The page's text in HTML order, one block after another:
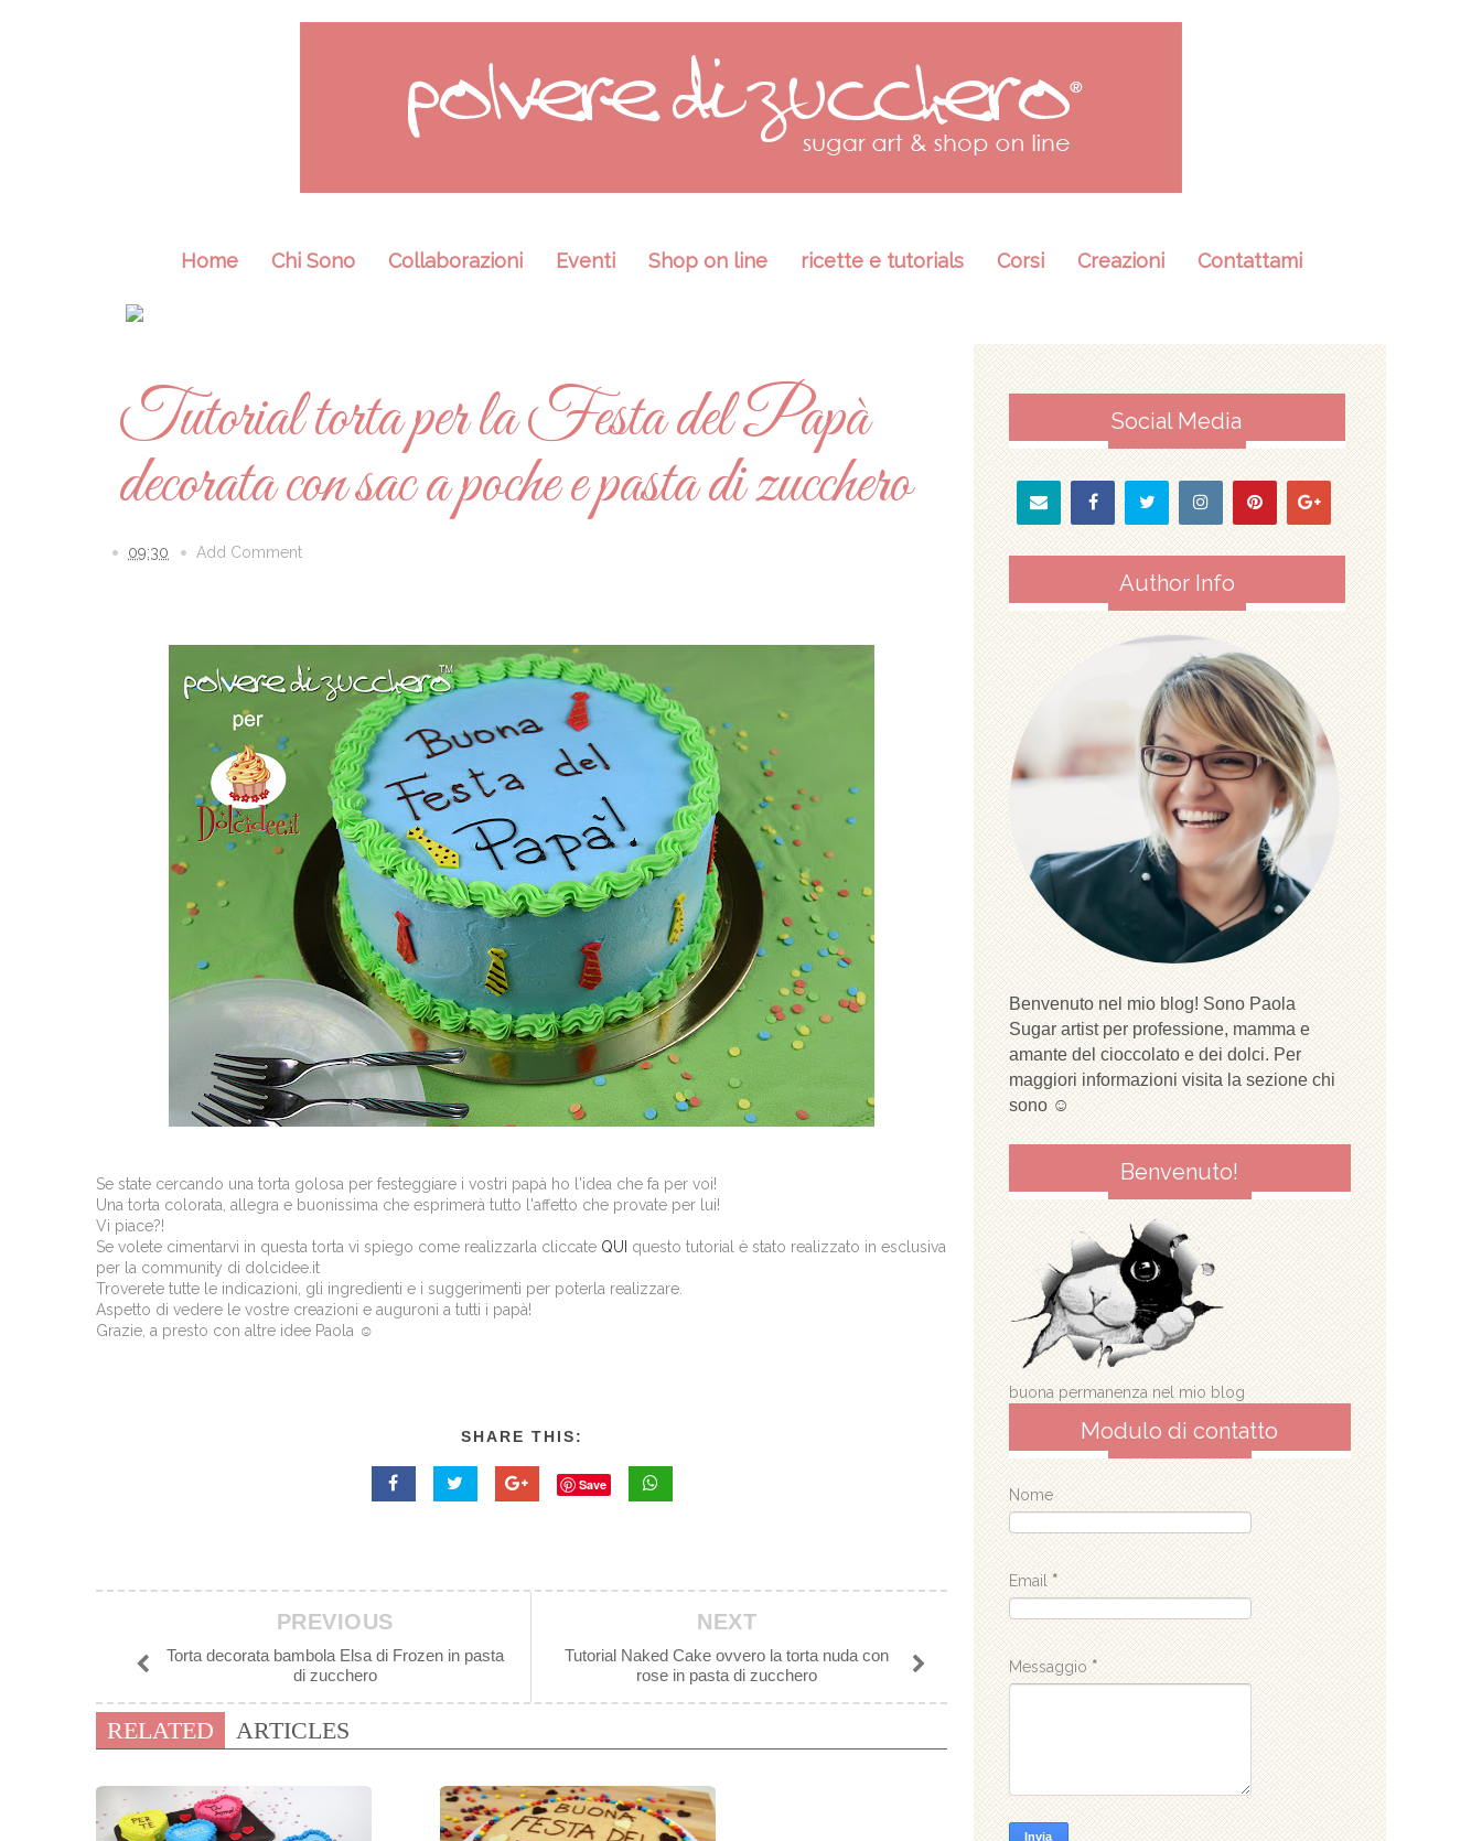
Home Chi Sono Collaborazioni Eventi Shop on line ricette e tutorials Corsi Creazioni Contattami
Tutorial torta per la Festa del Papà
decorata con sac a poche e pasta di zucchero
09:30 Add Comment
Se state cercando una torta golosa per festeggiare i vostri papà ho l'idea che fa per voi!
Una torta colorata, allegra e buonissima che esprimerà tutto l'affetto che provate per lui!
Vi piace?!
Se volete cimentarvi in questa torta vi spiego come realizzarla cliccate QUI questo tutorial è stato realizzato in esclusiva
per la community di dolcidee.it
Troverete tutte le indicazioni, gli ingredienti e i suggerimenti per poterla realizzare.
Aspetto di vedere le vostre creazioni e auguroni a tutti i papà!
Grazie, a presto con altre idee Paola ☺
SHARE THIS:
Save
NEXT
Tutorial Naked Cake ovvero la torta nuda con
rose in pasta di zucchero
PREVIOUS
Torta decorata bambola Elsa di Frozen in pasta
di zucchero
RELATED ARTICLES
Social Media
Author Info
Benvenuto nel mio blog! Sono Paola
Sugar artist per professione, mamma e
amante del cioccolato e dei dolci. Per
maggiori informazioni visita la sezione chi
sono ☺
Benvenuto!
buona permanenza nel mio blog
Modulo di contatto
Nome
Email *
Messaggio *